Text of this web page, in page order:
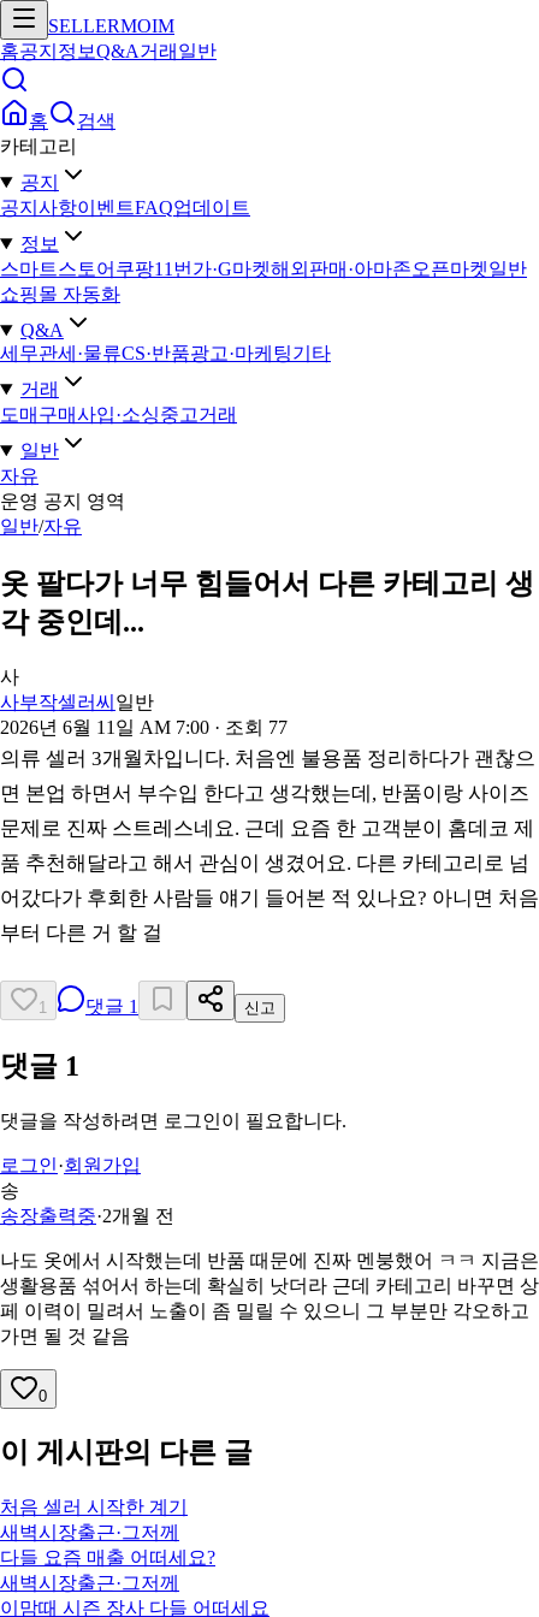
SELLERMOIM
홈공지 정보Q&A거래 일반
홈
검색
카테고리
공지
공지사항이벤트FAQ업데이트
정보
스마트스토어 쿠팡11번가·G마켓해외판매·아마존오픈마켓일반
쇼핑몰 자동화
Q&A
세무관세·물류CS·반품광고·마케팅기타
거래
도매구매사입·소싱중고거래
일반
자유
운영 공지 영역
일반/자유
옷 팔다가 너무 힘들어서 다른 카테고리 생
각 중인데...
사
사부작셀러씨 일반
2026년 6월 11일 AM 7:00 · 조회 77
의류 셀러 3개월차입니다. 처음엔 불용품 정리하다가 괜찮으
면 본업 하면서 부수입 한다고 생각했는데, 반품이랑 사이즈
문제로 진짜 스트레스네요. 근데 요즘 한 고객분이 홈데코 제
품 추천해달라고 해서 관심이 생겼어요. 다른 카테고리로 넘
어갔다가 후회한 사람들 얘기 들어본 적 있나요? 아니면 처음
부터 다른 거 할 걸
1 댓글 1 신고
댓글 1
댓글을 작성하려면 로그인이 필요합니다.
로그인·회원가입
송
송장출력중·2개월 전
나도 옷에서 시작했는데 반품 때문에 진짜 멘붕했어 ㅋㅋ 지금은
생활용품 섞어서 하는데 확실히 낫더라 근데 카테고리 바꾸면 상
페 이력이 밀려서 노출이 좀 밀릴 수 있으니 그 부분만 각오하고
가면 될 것 같음
0
이 게시판의 다른 글
처음 셀러 시작한 계기
새벽시장출근·그저께
다들 요즘 매출 어떠세요?
새벽시장출근·그저께
이맘때 시즌 장사 다들 어떠세요